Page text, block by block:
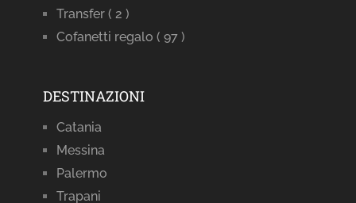
Transfer ( 2 )
Cofanetti regalo ( 97 )
DESTINAZIONI
Catania
Messina
Palermo
Trapani